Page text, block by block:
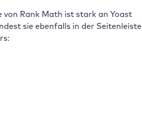
von Rank Math ist stark an Yoast
sie ebenfalls in der Seitenleiste